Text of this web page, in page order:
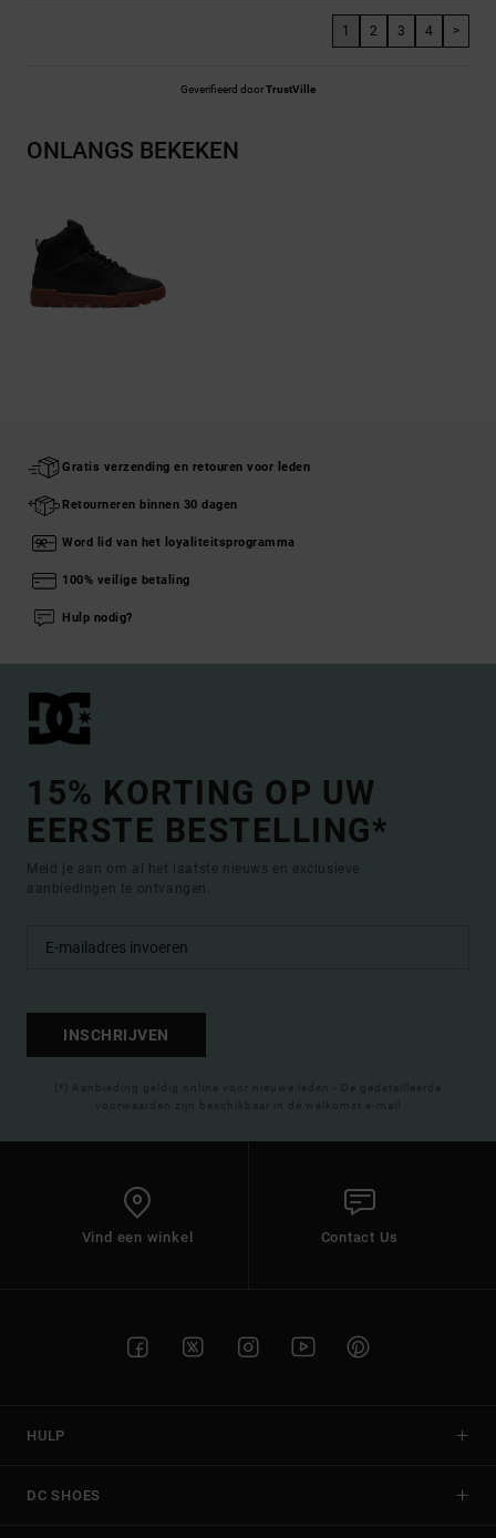
1 2 3 4 >
Geverifieerd doorTrustVille
ONLANGS BEKEKEN
Gratis verzending en retouren voor leden
Retourneren binnen 30 dagen
Word lid van het loyaliteitsprogramma
100% veilige betaling
Hulp nodig?
15% KORTING OP UW
EERSTE BESTELLING*
Meld je aan om al het laatste nieuws en exclusieve
aanbiedingen te ontvangen.
INSCHRIJVEN
(*) Aanbieding geldig online voor nieuwe leden - De gedetailleerde
voorwaarden zijn beschikbaar in de welkomst e-mail
Vind een winkel Contact Us
HULP
DC SHOES